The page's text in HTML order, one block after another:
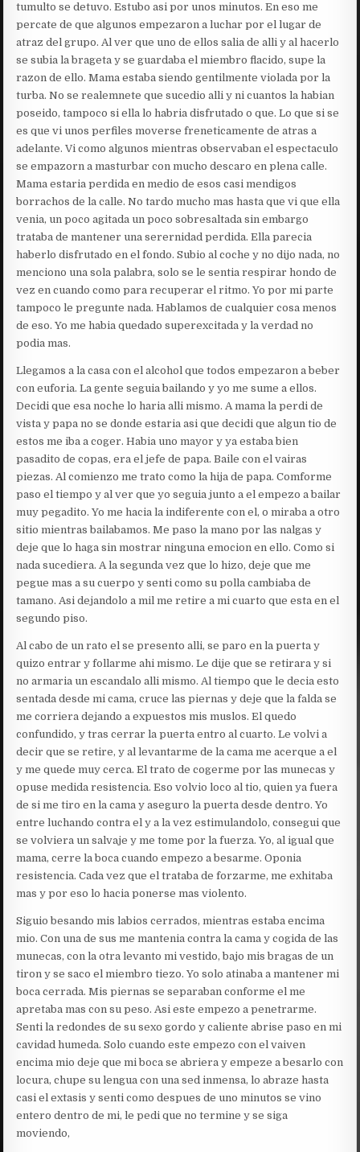
tumulto se detuvo. Estubo asi por unos minutos. En eso me
percate de que algunos empezaron a luchar por el lugar de
atraz del grupo. Al ver que uno de ellos salia de alli y al hacerlo
se subia la brageta y se guardaba el miembro flacido, supe la
razon de ello. Mama estaba siendo gentilmente violada por la
turba. No se realemnete que sucedio alli y ni cuantos la habian
poseido, tampoco si ella lo habria disfrutado o que. Lo que si se
es que vi unos perfiles moverse freneticamente de atras a
adelante. Vi como algunos mientras observaban el espectaculo
se empazorn a masturbar con mucho descaro en plena calle.
Mama estaria perdida en medio de esos casi mendigos
borrachos de la calle. No tardo mucho mas hasta que vi que ella
venia, un poco agitada un poco sobresaltada sin embargo
trataba de mantener una serernidad perdida. Ella parecia
haberlo disfrutado en el fondo. Subio al coche y no dijo nada, no
menciono una sola palabra, solo se le sentia respirar hondo de
vez en cuando como para recuperar el ritmo. Yo por mi parte
tampoco le pregunte nada. Hablamos de cualquier cosa menos
de eso. Yo me habia quedado superexcitada y la verdad no
podia mas.
Llegamos a la casa con el alcohol que todos empezaron a beber
con euforia. La gente seguia bailando y yo me sume a ellos.
Decidi que esa noche lo haria alli mismo. A mama la perdi de
vista y papa no se donde estaria asi que decidi que algun tio de
estos me iba a coger. Habia uno mayor y ya estaba bien
pasadito de copas, era el jefe de papa. Baile con el vairas
piezas. Al comienzo me trato como la hija de papa. Comforme
paso el tiempo y al ver que yo seguia junto a el empezo a bailar
muy pegadito. Yo me hacia la indiferente con el, o miraba a otro
sitio mientras bailabamos. Me paso la mano por las nalgas y
deje que lo haga sin mostrar ninguna emocion en ello. Como si
nada sucediera. A la segunda vez que lo hizo, deje que me
pegue mas a su cuerpo y senti como su polla cambiaba de
tamano. Asi dejandolo a mil me retire a mi cuarto que esta en el
segundo piso.
Al cabo de un rato el se presento alli, se paro en la puerta y
quizo entrar y follarme ahi mismo. Le dije que se retirara y si
no armaria un escandalo alli mismo. Al tiempo que le decia esto
sentada desde mi cama, cruce las piernas y deje que la falda se
me corriera dejando a expuestos mis muslos. El quedo
confundido, y tras cerrar la puerta entro al cuarto. Le volvi a
decir que se retire, y al levantarme de la cama me acerque a el
y me quede muy cerca. El trato de cogerme por las munecas y
opuse medida resistencia. Eso volvio loco al tio, quien ya fuera
de si me tiro en la cama y aseguro la puerta desde dentro. Yo
entre luchando contra el y a la vez estimulandolo, consegui que
se volviera un salvaje y me tome por la fuerza. Yo, al igual que
mama, cerre la boca cuando empezo a besarme. Oponia
resistencia. Cada vez que el trataba de forzarme, me exhitaba
mas y por eso lo hacia ponerse mas violento.
Siguio besando mis labios cerrados, mientras estaba encima
mio. Con una de sus me mantenia contra la cama y cogida de las
munecas, con la otra levanto mi vestido, bajo mis bragas de un
tiron y se saco el miembro tiezo. Yo solo atinaba a mantener mi
boca cerrada. Mis piernas se separaban conforme el me
apretaba mas con su peso. Asi este empezo a penetrarme.
Senti la redondes de su sexo gordo y caliente abrise paso en mi
cavidad humeda. Solo cuando este empezo con el vaiven
encima mio deje que mi boca se abriera y empeze a besarlo con
locura, chupe su lengua con una sed inmensa, lo abraze hasta
casi el extasis y senti como despues de uno minutos se vino
entero dentro de mi, le pedi que no termine y se siga
moviendo,